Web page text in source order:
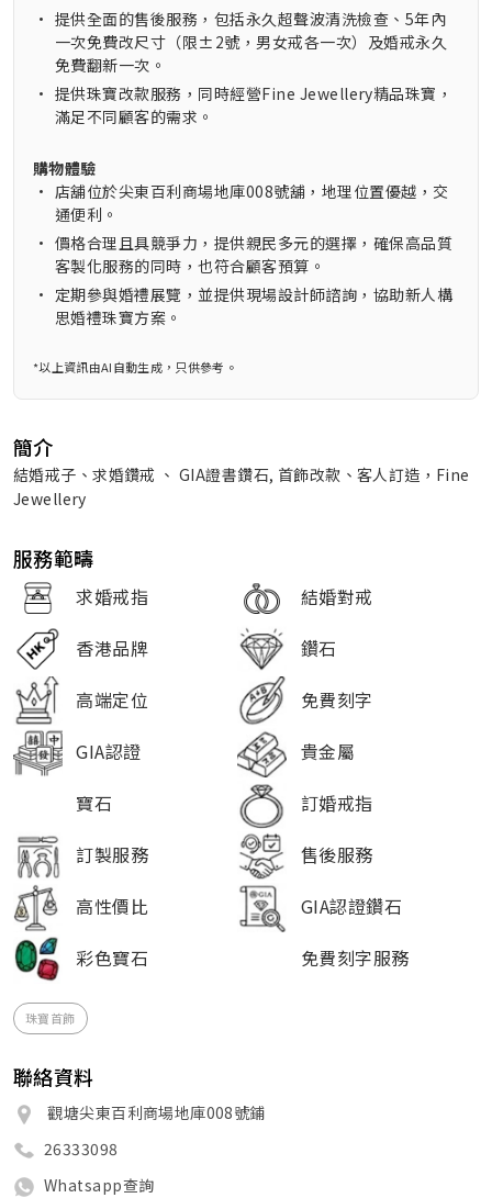
• 提供全面的售後服務，包括永久超聲波清洗檢查、5年內
一次免費改尺寸（限±2號，男女戒各一次）及婚戒永久
免費翻新一次。
• 提供珠寶改款服務，同時經營Fine Jewellery精品珠寶，
滿足不同顧客的需求。
購物體驗
• 店舖位於尖東百利商場地庫008號舖，地理位置優越，交
通便利。
• 價格合理且具競爭力，提供親民多元的選擇，確保高品質
客製化服務的同時，也符合顧客預算。
• 定期參與婚禮展覽，並提供現場設計師諮詢，協助新人構
思婚禮珠寶方案。
*以上資訊由AI自動生成，只供參考。
簡介
結婚戒子、求婚鑽戒 、 GIA證書鑽石, 首飾改款、客人訂造，Fine
Jewellery
服務範疇
求婚戒指
結婚對戒
香港品牌
鑽石
高端定位
免費刻字
GIA認證
貴金屬
寶石
訂婚戒指
訂製服務
售後服務
高性價比
GIA認證鑽石
彩色寶石
免費刻字服務
珠寶首飾
聯絡資料
觀塘尖東百利商場地庫008號鋪
26333098
Whatsapp查詢